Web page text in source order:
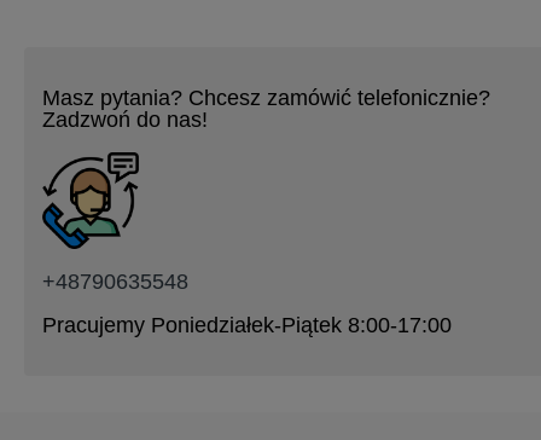
Masz pytania? Chcesz zamówić telefonicznie?
Zadzwoń do nas!
+48790635548
Pracujemy Poniedziałek-Piątek 8:00-17:00